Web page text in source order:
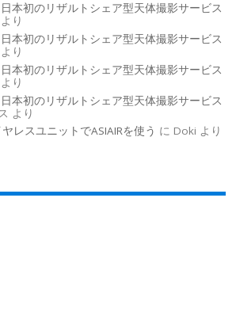
日本初のリザルトシェア型天体撮影サービス
より
日本初のリザルトシェア型天体撮影サービス
より
日本初のリザルトシェア型天体撮影サービス
より
日本初のリザルトシェア型天体撮影サービス
より
レスユニットでASIAIRを使う に Doki より